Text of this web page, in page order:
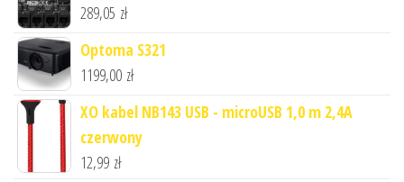
289,05 zł
Optoma S321
1199,00 zł
XO kabel NB143 USB - microUSB 1,0 m 2,4A
czerwony
12,99 zł